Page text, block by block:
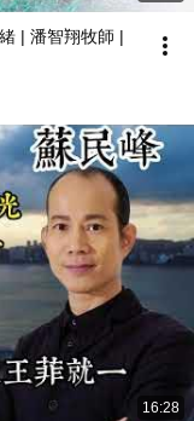
| 潘智翔牧師 |
16:28